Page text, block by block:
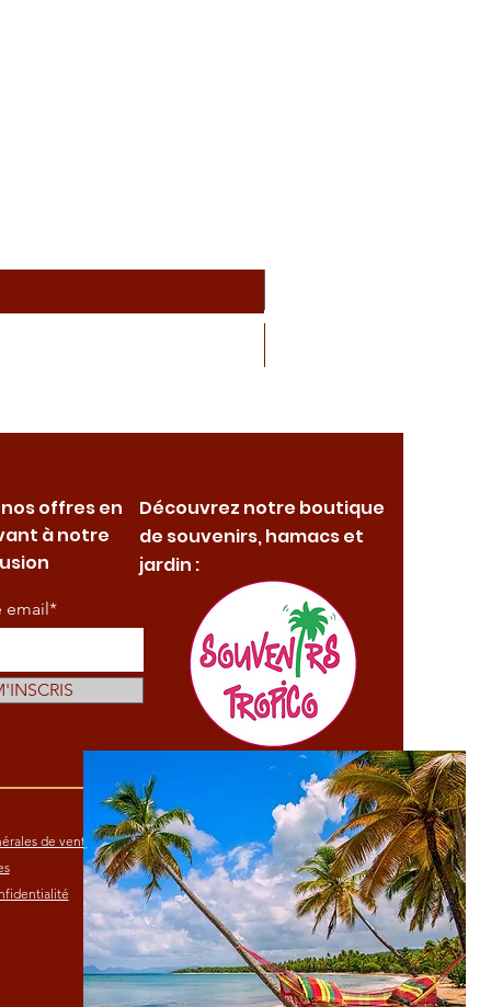
offres en
à notre
email*
de vente
Découvrez notre boutique
de souvenirs, hamacs et
jardin :